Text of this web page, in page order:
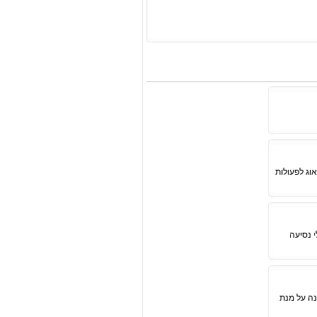
לפעולות
נסיעה
על מנת